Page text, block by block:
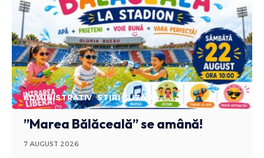
ADMINISTRATIV STIRI BUZAU
”Marea Bălăceală” se amână!
7 AUGUST 2026